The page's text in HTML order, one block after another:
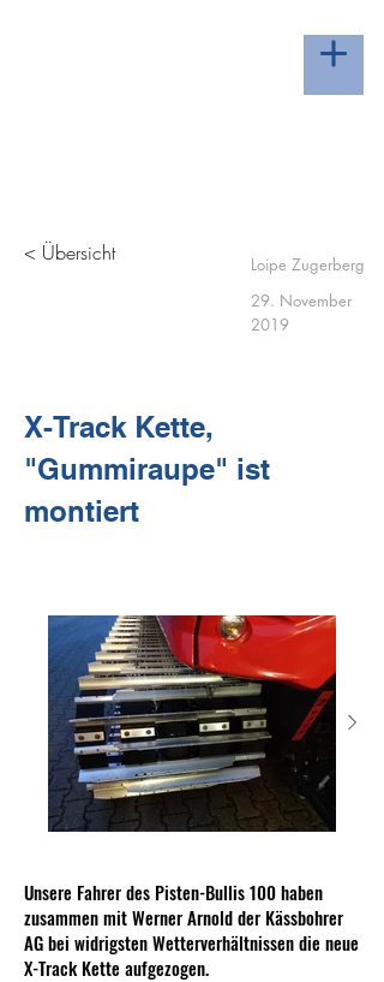
< Übersicht
Loipe Zugerberg
29. November
2019
X-Track Kette,
"Gummiraupe" ist
montiert
Unsere Fahrer des Pisten-Bullis 100 haben
zusammen mit Werner Arnold der Kässbohrer
AG bei widrigsten Wetterverhältnissen die neue
X-Track Kette aufgezogen.